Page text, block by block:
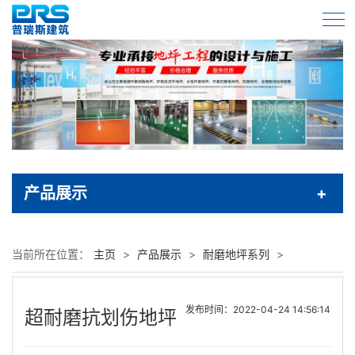
产品展示
当前所在位置： 主页 > 产品展示 > 耐磨地坪系列 >
超耐磨抗划伤地坪 发布时间：2022-04-24 14:56:14